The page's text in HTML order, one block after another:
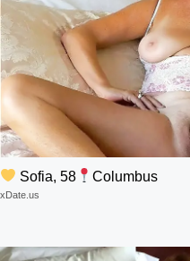
Sofia, 58 Columbus
xDate.us